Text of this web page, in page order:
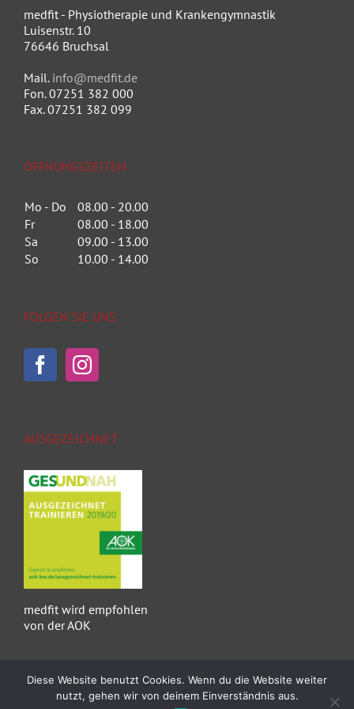
medfit - Physiotherapie und Krankengymnastik
Luisenstr. 10
76646 Bruchsal
Mail. info@medfit.de
Fon. 07251 382 000
Fax. 07251 382 099
ÖFFNUNGSZEITEN
Mo - Do 08.00 - 20.00
Fr
08.00 - 18.00
Sa
09.00 - 13.00
So
10.00 - 14.00
FOLGEN SIE UNS
AUSGEZEICHNET
medfit wird empfohlen
von der AOK
Diese Website benutzt Cookies. Wenn du die Website weiter
nutzt, gehen wir von deinem Einverständnis aus.